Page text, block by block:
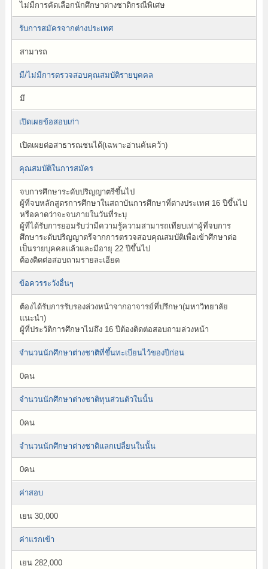
ไม่มีการคัดเลือกนักศึกษาต่างชาติกรณีพิเศษ
รับการสมัครจากต่างประเทศ
สามารถ
มี/ไม่มีการตรวจสอบคุณสมบัติรายบุคคล
มี
เปิดเผยข้อสอบเก่า
เปิดเผยต่อสาธารณชนได้(เฉพาะอ่านค้นคว้า)
คุณสมบัติในการสมัคร
จบการศึกษาระดับปริญญาตรีขึ้นไป
ผู้ที่จบหลักสูตรการศึกษาในสถาบันการศึกษาที่ต่างประเทศ 16 ปีขึ้นไป
หรือคาดว่าจะจบภายในวันที่ระบุ
ผู้ที่ได้รับการยอมรับว่ามีความรู้ความสามารถเทียบเท่าผู้ที่จบการ
ศึกษาระดับปริญญาตรีจากการตรวจสอบคุณสมบัติเพื่อเข้าศึกษาต่อ
เป็นรายบุคคลแล้วและมีอายุ 22 ปีขึ้นไป
ต้องติดต่อสอบถามรายละเอียด
ข้อควรระวังอื่นๆ
ต้องได้รับการรับรองล่วงหน้าจากอาจารย์ที่ปรึกษา(มหาวิทยาลัย
แนะนำ)
ผู้ที่ประวัติการศึกษาไม่ถึง 16 ปีต้องติดต่อสอบถามล่วงหน้า
จำนวนนักศึกษาต่างชาติที่ขึ้นทะเบียนไว้ของปีก่อน
0คน
จำนวนนักศึกษาต่างชาติทุนส่วนตัวในนั้น
0คน
จำนวนนักศึกษาต่างชาติแลกเปลี่ยนในนั้น
0คน
ค่าสอบ
เยน 30,000
ค่าแรกเข้า
เยน 282,000